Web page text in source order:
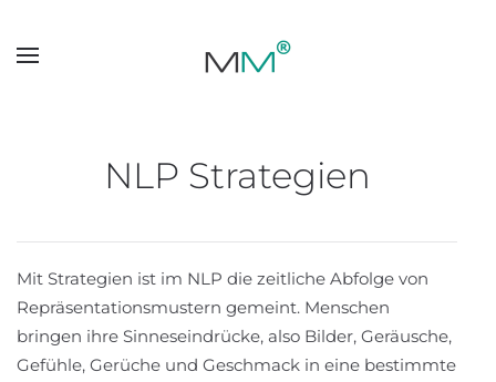
Skip to main content
NLP Strategien
Mit Strategien ist im NLP die zeitliche Abfolge von
Repräsentationsmustern gemeint. Menschen
bringen ihre Sinneseindrücke, also Bilder, Geräusche,
Gefühle, Gerüche und Geschmack in eine bestimmte